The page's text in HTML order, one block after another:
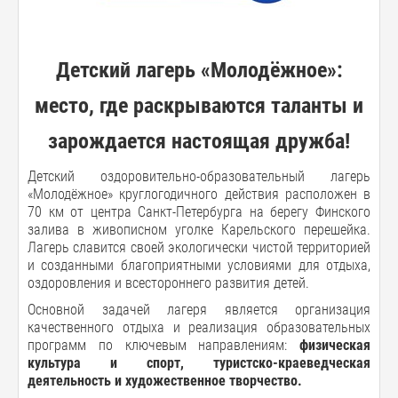
Детский лагерь «Молодёжное»:
место, где раскрываются таланты и
зарождается настоящая дружба!
Детский оздоровительно-образовательный лагерь
«Молодёжное» круглогодичного действия расположен в
70 км от центра Санкт-Петербурга на берегу Финского
залива в живописном уголке Карельского перешейка.
Лагерь славится своей экологически чистой территорией
и созданными благоприятными условиями для отдыха,
оздоровления и всестороннего развития детей.
Основной задачей лагеря является организация
качественного отдыха и реализация образовательных
программ по ключевым направлениям: физическая
культура и спорт, туристско-краеведческая
деятельность и художественное творчество.